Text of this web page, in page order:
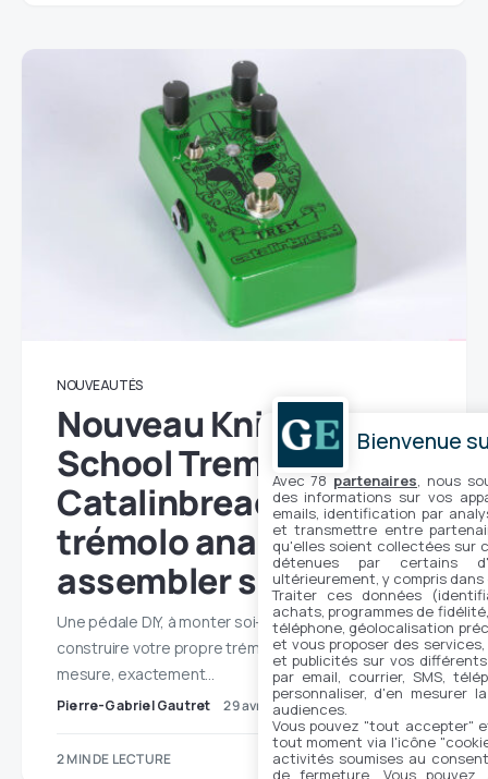
NOUVEAUTÉS
Nouveau Knight
School Trem DIY Kit de
Catalinbread : un
trémolo analogique à
assembler soi-même
Une pédale DIY, à monter soi-même Imaginez
construire votre propre trémolo analogique, sur
mesure, exactement…
Pierre-Gabriel Gautret 29 avril 2024 No comments
2 MIN DE LECTURE
Bienvenue
Avec 78 partenaires, nous
des informations sur vos
emails, identification par
et transmettre entre
qu'elles soient collectées sur
détenues par certains
ultérieurement, y compris
Traiter ces données
achats, programmes de
téléphone, géolocalisation
et vous proposer des
et publicités sur vos
par email, courrier, SMS,
personnaliser, d'en mesurer
audiences.
Vous pouvez "tout accepter"
tout moment via l'icône
activités soumises au
de fermeture. Vous